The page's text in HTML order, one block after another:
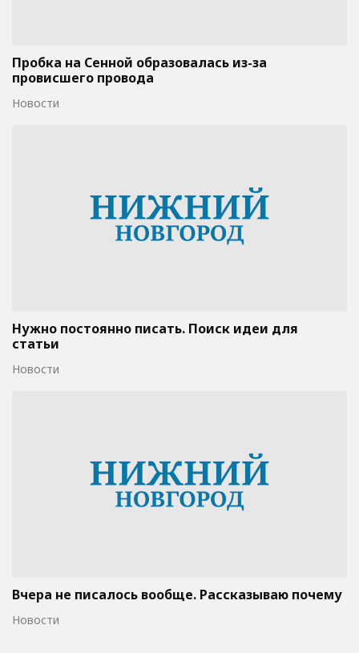
Пробка на Сенной образовалась из-за
провисшего провода
Новости
Нужно постоянно писать. Поиск идеи для
статьи
Новости
Вчера не писалось вообще. Рассказываю почему
Новости